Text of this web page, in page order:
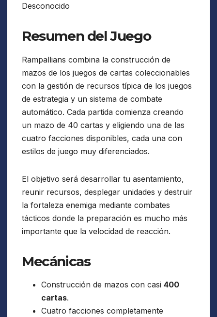
Desconocido
Resumen del Juego
Rampallians combina la construcción de
mazos de los juegos de cartas coleccionables
con la gestión de recursos típica de los juegos
de estrategia y un sistema de combate
automático. Cada partida comienza creando
un mazo de 40 cartas y eligiendo una de las
cuatro facciones disponibles, cada una con
estilos de juego muy diferenciados.
El objetivo será desarrollar tu asentamiento,
reunir recursos, desplegar unidades y destruir
la fortaleza enemiga mediante combates
tácticos donde la preparación es mucho más
importante que la velocidad de reacción.
Mecánicas
Construcción de mazos con casi 400
cartas.
Cuatro facciones completamente